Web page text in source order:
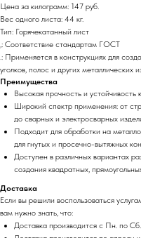
Цена за килограмм: 147 руб.
Вес одного листа: 44 кг.
Тип: Горячекатанный лист
,: Соответствие стандартам ГОСТ
.: Применяется в конструкциях для
уголков, полос и других металлических
Преимущества
Высокая прочность и устойчивость
Широкий спектр применения: от
до сварных и электросварных
Подходит для обработки на
для гнутых и просечно-вытяжных
Доступен в различных вариантах
создания квадратных,
Доставка
Если вы решили воспользоваться
вам нужно знать, что:
Доставка производится с Пн. по